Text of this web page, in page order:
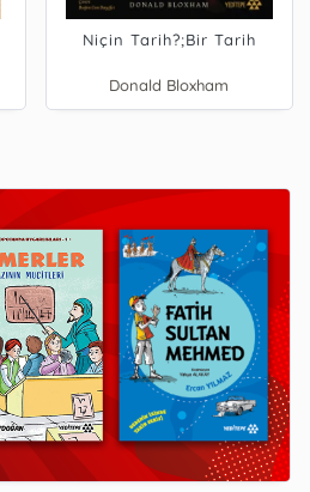
Niçin Tarih?;Bir Tarih
Donald Bloxham